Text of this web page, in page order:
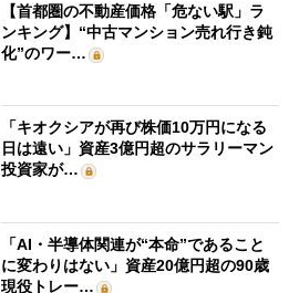
【首都圏の不動産価格「危ない駅」ラ
ンキング】“中古マンション売れ行き鈍
化”のワー…
「キオクシアが再び株価10万円になる
日は遠い」資産3億円超のサラリーマン
投資家が…
「AI・半導体関連が“本命”であること
に変わりはない」資産20億円超の90歳
現役トレー…